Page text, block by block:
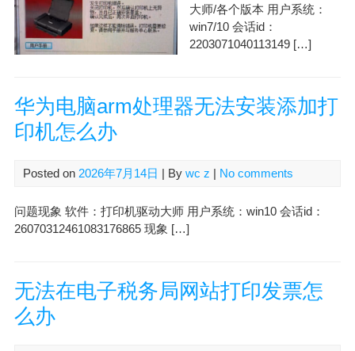
大师/各个版本 用户系统：
win7/10 会话id：
2203071040113149 […]
华为电脑arm处理器无法安装添加打
印机怎么办
Posted on 2026年7月14日 | By wc z No comments
问题现象 软件：打印机驱动大师 用户系统：win10 会话id：
26070312461083176865 现象 […]
无法在电子税务局网站打印发票怎
么办